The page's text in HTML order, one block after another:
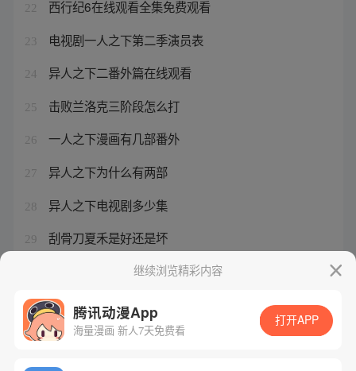
22 西行纪6在线观看全集免费观看
23 电视剧一人之下第二季演员表
24 异人之下二番外篇在线观看
25 击败兰洛克三阶段怎么打
26 一人之下漫画有几部番外
27 异人之下为什么有两部
28 异人之下电视剧多少集
29 刮骨刀夏禾是好还是坏
西行纪6在线观看免费完整观看
继续浏览精彩内容
腾讯动漫App
海量漫画 新人7天免费看
打开APP